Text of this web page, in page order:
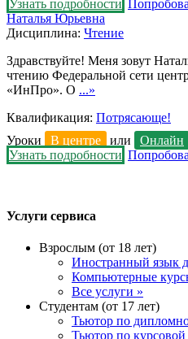
Узнать подробности
Наталья Юрьевна
Дисциплина: Чтение
Здравствуйте! Меня зовут
чтению Федеральной сети
«ИнПро». О ...»
Квалификация: Потрясающе!
Уроки
В центре или
Онлайн
Узнать подробности
Услуги сервиса
Взрослым (от 18 лет)
Иностранный язык
Компьютерные
Все услуги »
Студентам (от 17 лет)
Тьютор по
Тьютор по курсовой